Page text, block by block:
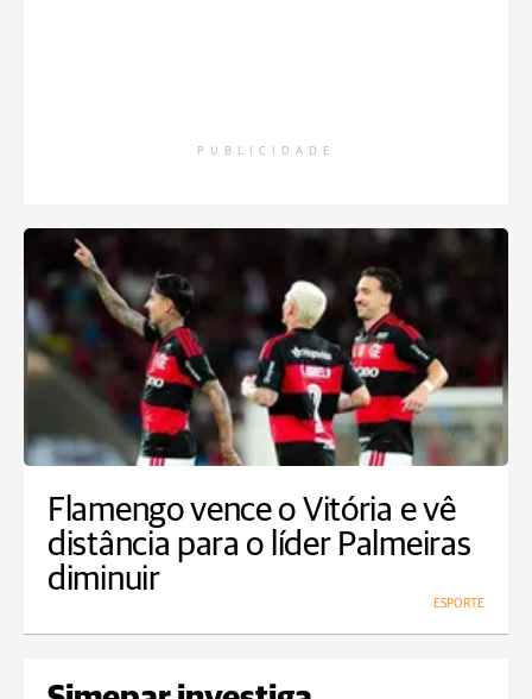
PUBLICIDADE
Flamengo vence o Vitória e vê
distância para o líder Palmeiras
diminuir
ESPORTE